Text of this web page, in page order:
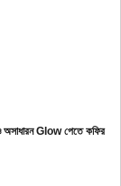
Glow পেতে কফির